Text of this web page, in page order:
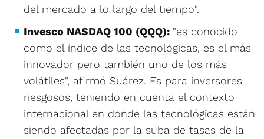
del mercado a lo largo del tiempo".
Invesco NASDAQ 100 (QQQ): "es conocido
como el índice de las tecnológicas, es el más
innovador pero también uno de los más
volátiles", afirmó Suárez. Es para inversores
riesgosos, teniendo en cuenta el contexto
internacional en donde las tecnológicas están
siendo afectadas por la suba de tasas de la